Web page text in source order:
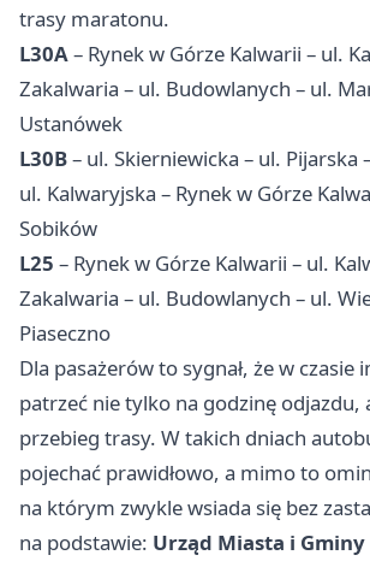
trasy maratonu.
L30A– Rynek w Górze Kalwarii – ul.
Zakalwaria – ul. Budowlanych – ul.
Ustanówek
L30B– ul. Skierniewicka – ul. Pijarska
ul. Kalwaryjska – Rynek w Górze
Sobików
L25 – Rynek w Górze Kalwarii – ul.
Zakalwaria – ul. Budowlanych – ul.
Piaseczno
Dla pasażerów to sygnał, że w
patrzeć nie tylko na godzinę odjazdu,
przebieg trasy. W takich dniach
pojechać prawidłowo, a mimo to
na którym zwykle wsiada się bez
na podstawie: Urząd Miasta i